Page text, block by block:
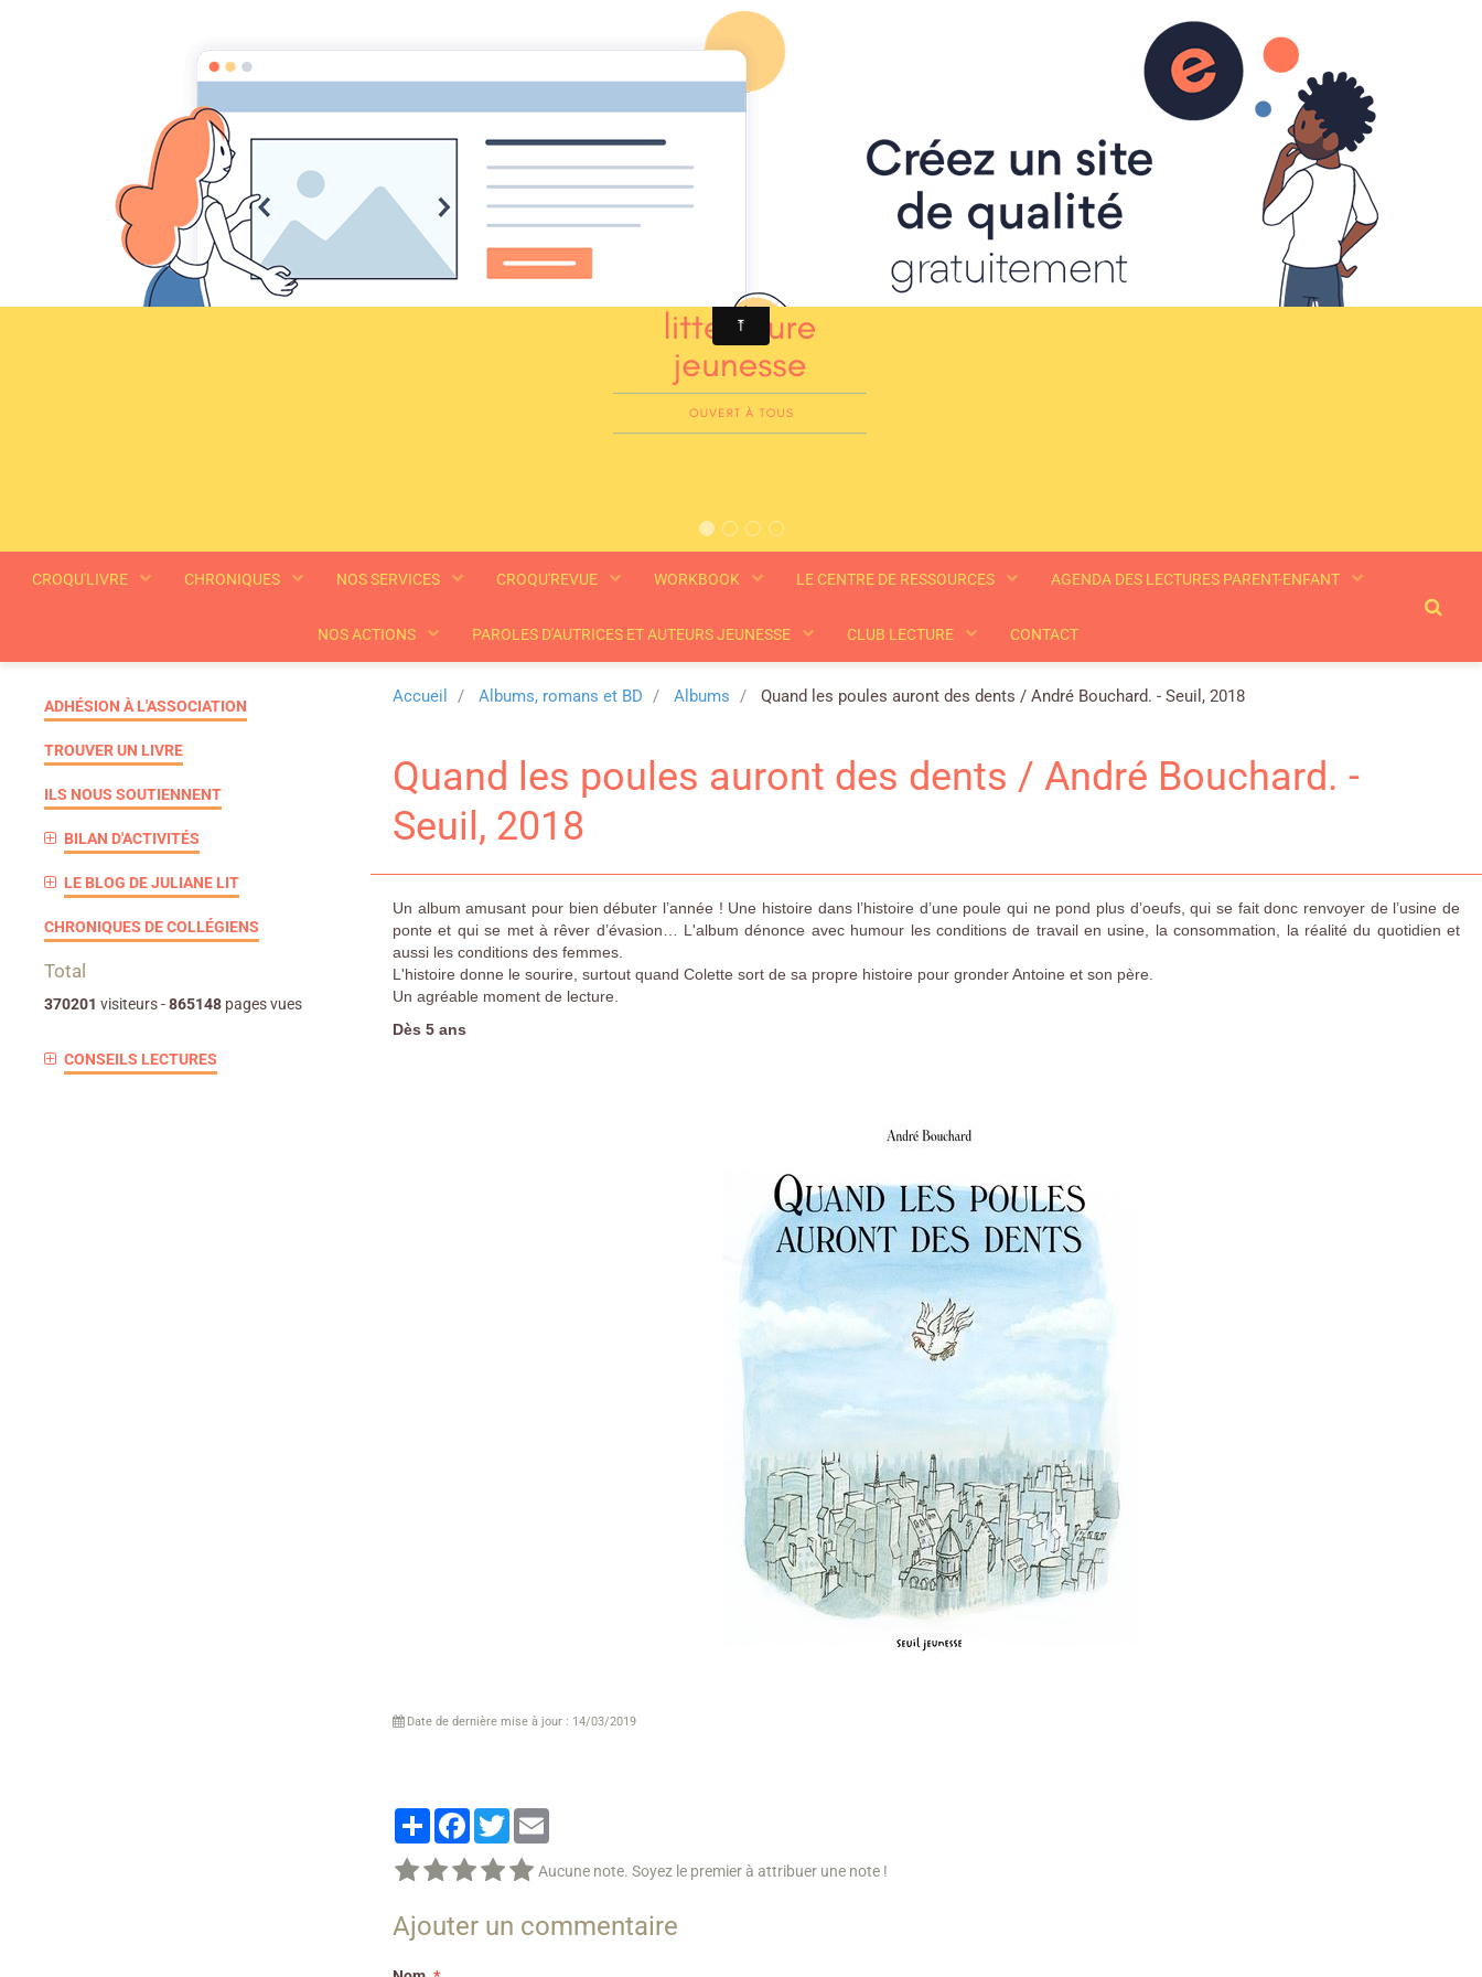
Croqu'livre
CROQU'LIVRE CHRONIQUES NOS SERVICES CROQU'REVUE WORKBOOK LE CENTRE DE RESSOURCES AGENDA DES LECTURES PARENT-ENFANT
NOS ACTIONS PAROLES D'AUTRICES ET AUTEURS JEUNESSE CLUB LECTURE CONTACT
Accueil Albums, romans et BD Albums Quand les poules auront des dents / André Bouchard. - Seuil, 2018
Quand les poules auront des dents / André Bouchard. -
Seuil, 2018
Un album amusant pour bien débuter l’année ! Une histoire dans l’histoire d’une poule qui ne pond plus d’oeufs, qui se fait donc renvoyer de l’usine de
ponte et qui se met à rêver d’évasion… L'album dénonce avec humour les conditions de travail en usine, la consommation, la réalité du quotidien et
aussi les conditions des femmes.
L'histoire donne le sourire, surtout quand Colette sort de sa propre histoire pour gronder Antoine et son père.
Un agréable moment de lecture.
Dès 5 ans
Date de dernière mise à jour : 14/03/2019
PartagerFacebook
Twitter
Aucune note. Soyez le premier à attribuer une note !
Ajouter un commentaire
ADHÉSION À L'ASSOCIATION
TROUVER UN LIVRE
ILS NOUS SOUTIENNENT
BILAN D'ACTIVITÉS
LE BLOG DE JULIANE LIT
CHRONIQUES DE COLLÉGIENS
Total
370201 visiteurs -865148 pages vues
CONSEILS LECTURES